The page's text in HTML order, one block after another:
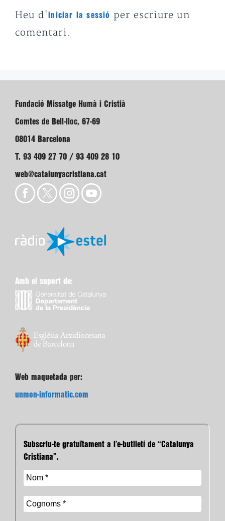
Heu d'iniciar la sessió
per escriure un
comentari.
Fundació Missatge Humà i Cristià
Comtes de Bell-lloc, 67-69
08014 Barcelona
T. 93 409 27 70 / 93 409 28 10
web@catalunyacristiana.cat
Amb el suport de:
Web maquetada per:
unmon-informatic.com
Subscriu-te gratuïtament a l’e-butlletí de “Catalunya
Cristiana”.